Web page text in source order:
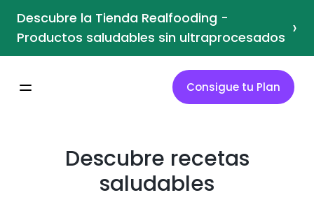
Descubre la Tienda Realfooding -
Productos saludables sin ultraprocesados ›
Consigue tu Plan
Descubre recetas
saludables